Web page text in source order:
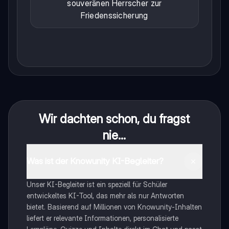
souveränen Herrscher zur
Friedenssicherung
Wir dachten schon, du fragst
nie...
Unser KI-Begleiter ist ein speziell für Schüler
entwickeltes KI-Tool, das mehr als nur Antworten
bietet. Basierend auf Millionen von Knowunity-Inhalten
liefert er relevante Informationen, personalisierte